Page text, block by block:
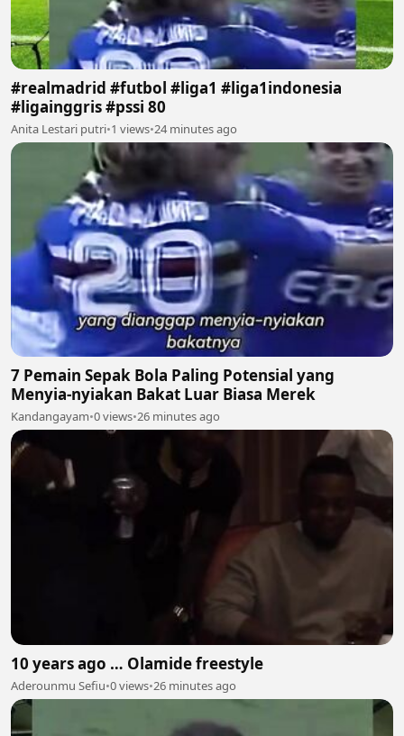
#realmadrid #futbol #liga1 #liga1indonesia
#ligainggris #pssi 80
Anita Lestari putri•1 views•24 minutes ago
7 Pemain Sepak Bola Paling Potensial yang
Menyia-nyiakan Bakat Luar Biasa Merek
Kandangayam•0 views•26 minutes ago
10 years ago … Olamide freestyle
Aderounmu Sefiu•0 views•26 minutes ago